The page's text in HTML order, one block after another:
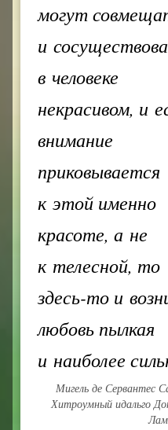
могут
и
в человеке
некрасивом, и
внимание
приковывается
к этой именно
красоте, а не
к телесной, то
здесь-то и
любовь пылкая
и наиболее
Мигель де Сервантес
Хитроумный идальго